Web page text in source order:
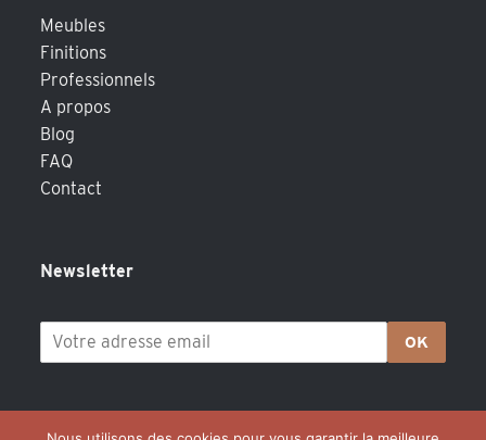
Meubles
Finitions
Professionnels
A propos
Blog
FAQ
Contact
Newsletter
OK